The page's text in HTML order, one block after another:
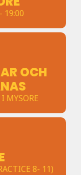
19:00
OCH
MYSORE
8- 11)